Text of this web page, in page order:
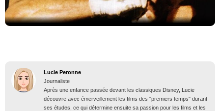
Lucie Peronne
Journaliste
Après une enfance passée devant les classiques Disney, Lucie
découvre avec émerveillement les films des "premiers temps" durant
ses études, ce qui détermine ensuite sa passion pour les films et les